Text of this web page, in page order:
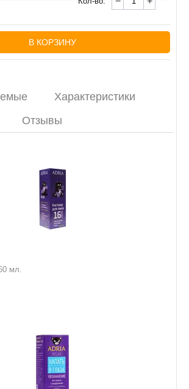
В КОРЗИНУ
Характеристики
Отзывы
мл.